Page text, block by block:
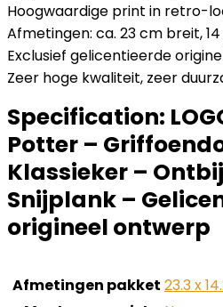
Hoogwaardige print in retro-
Afmetingen: ca. 23 cm breit,
Exclusief gelicentieerde
Zeer hoge kwaliteit, zeer
Specification:
Potter –
Klassieker –
Snijplank –
origineel ontwerp
Afmetingen pakket ‎23.3 x